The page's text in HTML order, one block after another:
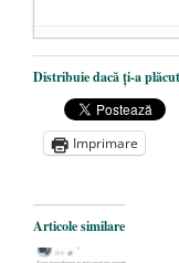
Dezvăluiri
Zelensky
Statul care
Legea
poetului
Distribuie dacă ți-a plăcut
Imprimare
Articole similare